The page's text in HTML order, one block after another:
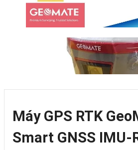
Máy GPS RTK
Smart GNSS IMU-